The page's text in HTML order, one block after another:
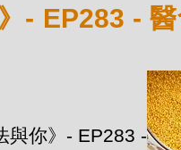
- EP283 -
與你》- EP283 -